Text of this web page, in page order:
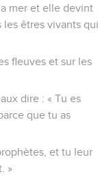
mer et elle devint
les êtres vivants qui
fleuves et sur les
dire : « Tu es
que tu as
et tu leur
»